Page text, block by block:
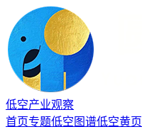
低空产业观察
首页专题低空图谱低空黄页